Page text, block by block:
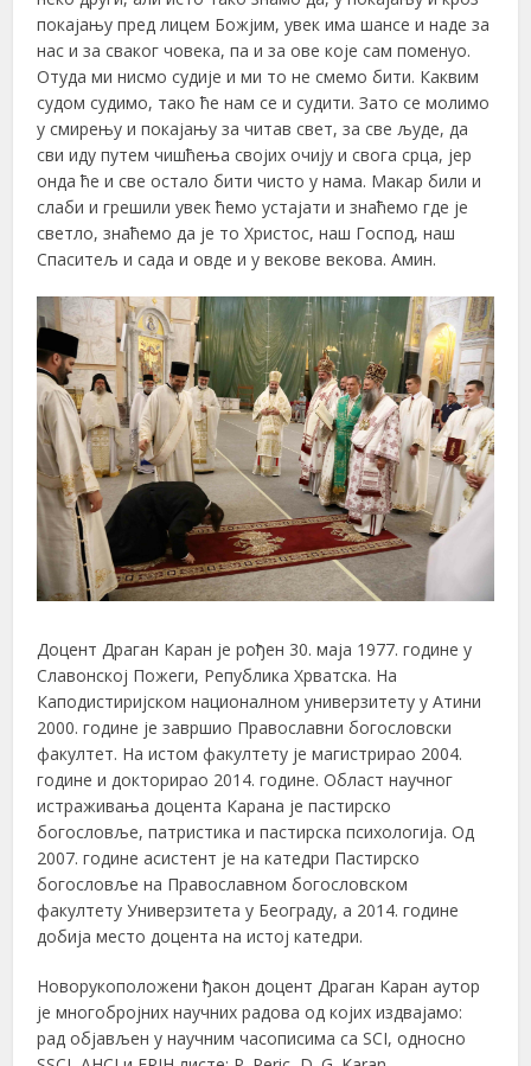
покајању пред лицем Божјим, увек има шансе и наде за
нас и за сваког човека, па и за ове које сам поменуо.
Отуда ми нисмо судије и ми то не смемо бити. Каквим
судом судимо, тако ће нам се и судити. Зато се молимо
у смирењу и покајању за читав свет, за све људе, да
сви иду путем чишћења својих очију и свога срца, јер
онда ће и све остало бити чисто у нама. Макар били и
слаби и грешили увек ћемо устајати и знаћемо где је
светло, знаћемо да је то Христос, наш Господ, наш
Спаситељ и сада и овде и у векове векова. Амин.
Доцент Драган Каран је рођен 30. маја 1977. године у
Славонској Пожеги, Република Хрватска. На
Каподистиријском националном универзитету у Атини
2000. године је завршио Православни богословски
факултет. На истом факултету је магистрирао 2004.
године и докторирао 2014. године. Област научног
истраживања доцента Карана је пастирско
богословље, патристика и пастирска психологија. Од
2007. године асистент је на катедри Пастирско
богословље на Православном богословском
факултету Универзитета у Београду, а 2014. године
добија место доцента на истој катедри.
Новорукоположени ђакон доцент Драган Каран аутор
је многобројних научних радова од којих издвајамо:
рад објављен у научним часописима са SCI, односно